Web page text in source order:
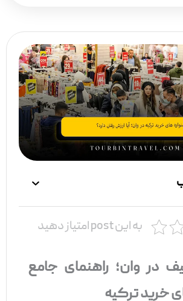
به این post امتیاز دهید
در وان؛ راهنمای جامع
خرید ترکیه